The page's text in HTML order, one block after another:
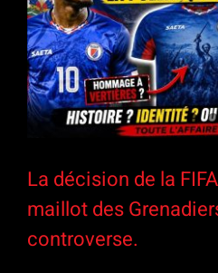
La décision de la
maillot des
controverse.